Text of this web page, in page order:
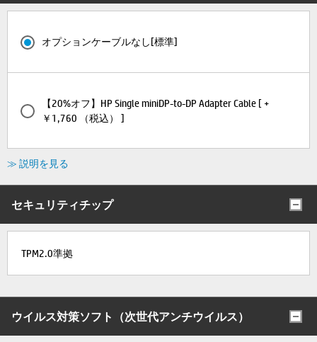
オプションケーブルなし[標準]
【20%オフ】HP Single miniDP-to-DP Adapter Cable [ +
￥1,760 （税込） ]
≫ 説明を見る
セキュリティチップ
TPM2.0準拠
ウイルス対策ソフト（次世代アンチウイルス）